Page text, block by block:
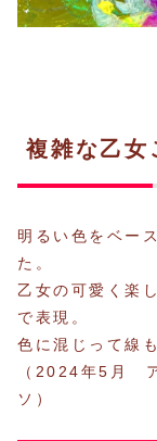
複雑な乙女
明るい色をベー
た。
乙女の可愛く楽
で表現。
色に混じって線
（2024年5月
ソ）